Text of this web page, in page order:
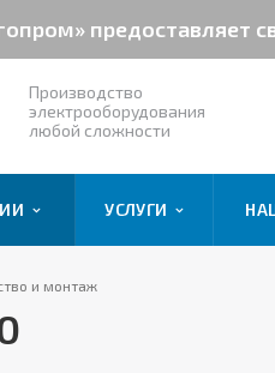
Производство
электрооборудования
любой сложности
УСЛУГИ
и монтаж